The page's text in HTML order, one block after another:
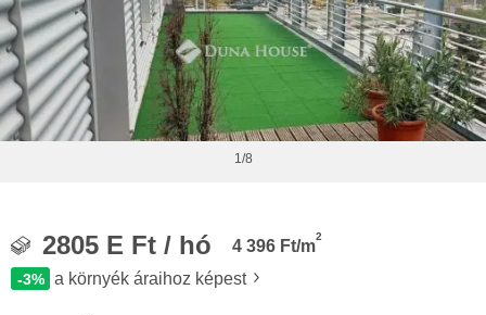
1/8
2805 E Ft / hó 4 396 Ft/m
2
-3% a környék áraihoz képest